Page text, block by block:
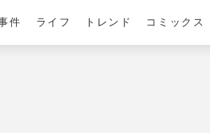
件 ライフ トレンド コミックス